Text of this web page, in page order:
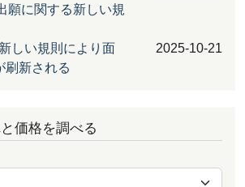
願に関する新しい規
しい規則により面
刷新される
2025-10-21
価格を調べる